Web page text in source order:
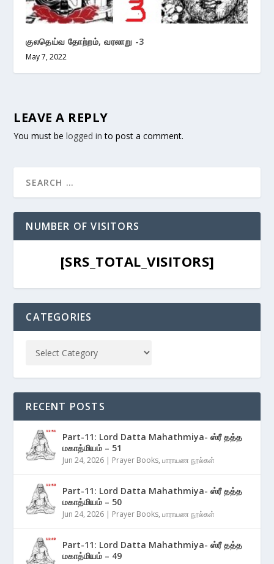
குலதெய்வ தோற்றம், வரலாறு -3
May 7, 2022
LEAVE A REPLY
You must belogged in to post a comment.
NUMBER OF VISITORS
[SRS_TOTAL_VISITORS]
CATEGORIES
RECENT POSTS
Part-11: Lord Datta Mahathmiya- ஸ்ரீ தத்த
மகாத்மியம் – 51
Jun 24, 2026 | Prayer Books,பாராயண நூல்கள்
Part-11: Lord Datta Mahathmiya- ஸ்ரீ தத்த
மகாத்மியம் – 50
Jun 24, 2026 | Prayer Books,பாராயண நூல்கள்
Part-11: Lord Datta Mahathmiya- ஸ்ரீ தத்த
மகாத்மியம் – 49